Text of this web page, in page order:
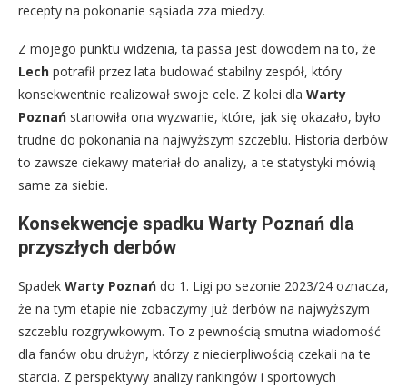
recepty na pokonanie sąsiada zza miedzy.
Z mojego punktu widzenia, ta passa jest dowodem na to, że
Lech potrafił przez lata budować stabilny zespół, który
konsekwentnie realizował swoje cele. Z kolei dla Warty
Poznań stanowiła ona wyzwanie, które, jak się okazało, było
trudne do pokonania na najwyższym szczeblu. Historia derbów
to zawsze ciekawy materiał do analizy, a te statystyki mówią
same za siebie.
Konsekwencje spadku Warty Poznań dla
przyszłych derbów
Spadek Warty Poznań do 1. Ligi po sezonie 2023/24 oznacza,
że na tym etapie nie zobaczymy już derbów na najwyższym
szczeblu rozgrywkowym. To z pewnością smutna wiadomość
dla fanów obu drużyn, którzy z niecierpliwością czekali na te
starcia. Z perspektywy analizy rankingów i sportowych